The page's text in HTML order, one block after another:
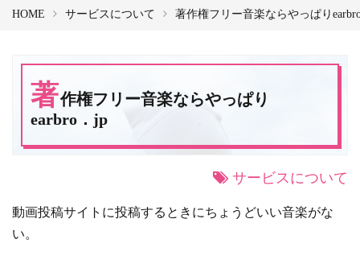
HOME サービスについて 著作権フリー音楽ならやっぱり
著作権フリー音楽ならやっぱり
earbro．jp
サービスについて
動画投稿サイトに投稿するときにちょうどいい音楽がな
い。